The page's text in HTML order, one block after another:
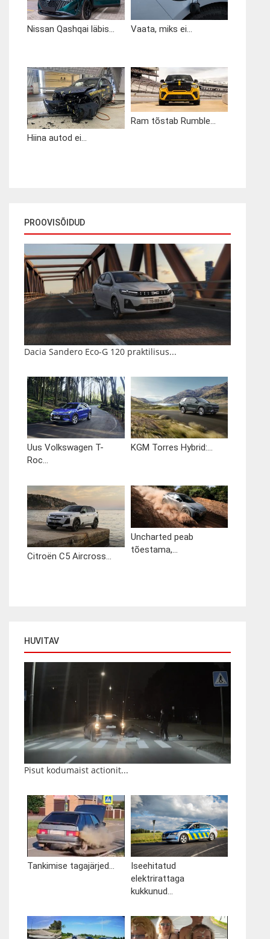
Nissan Qashqai läbis... Vaata, miks ei...
Hiina autod ei...
Ram tõstab Rumble...
PROOVISÕIDUD
Dacia Sandero Eco-G 120 praktilisus...
Uus Volkswagen T-
Roc...
KGM Torres Hybrid:...
Citroën C5 Aircross...
Uncharted peab
tõestama,...
HUVITAV
Pisut kodumaist actionit...
Tankimise tagajärjed...
Iseehitatud
elektrirattaga
kukkunud...